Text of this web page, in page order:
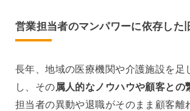
営業担当者のマンパワーに依存した
長年、地域の医療機関や介護施設を
し、その属人的なノウハウや顧客と
担当者の異動や退職がそのまま顧客